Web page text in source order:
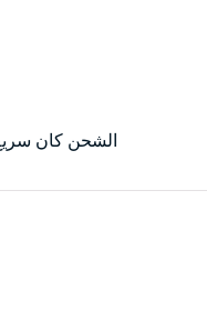
الشحن كان سريع، وصلات